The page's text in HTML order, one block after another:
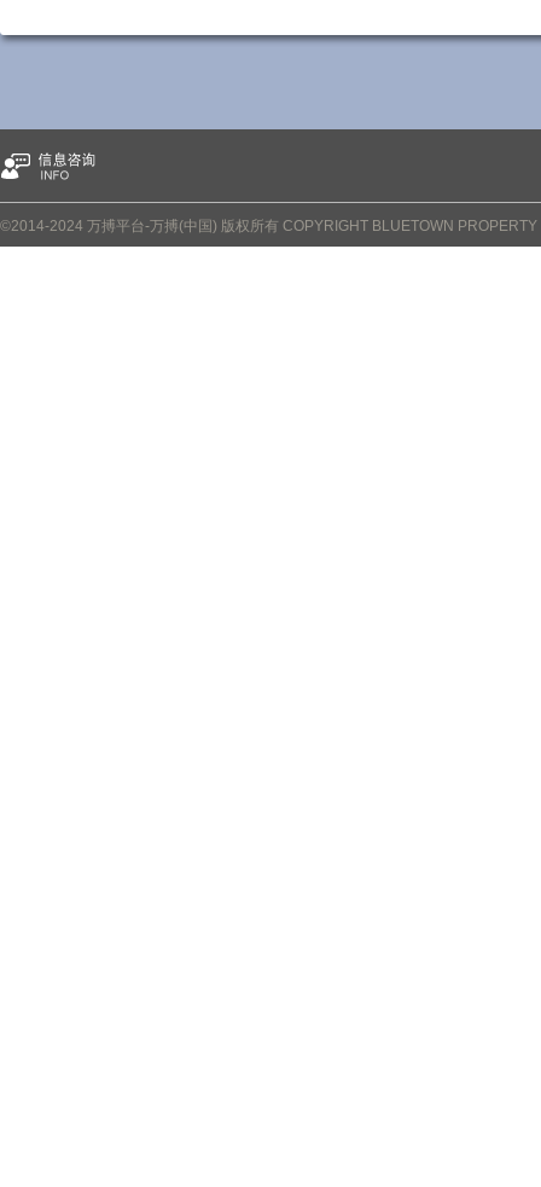
©2014-2024 万搏平台-万搏(中国) 版权所有 COPYRIGHT BLUETOWN